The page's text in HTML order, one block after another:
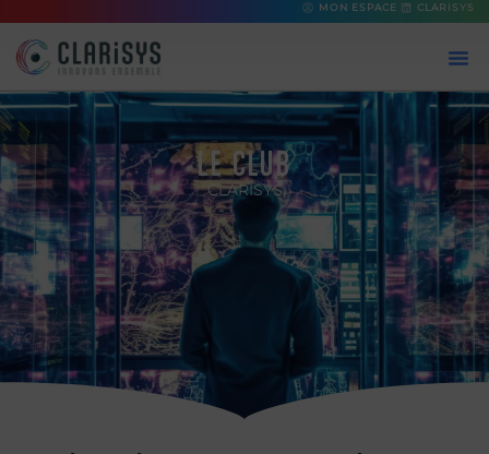
MON ESPACE CLARISYS
LE CLUB
CLARISYS